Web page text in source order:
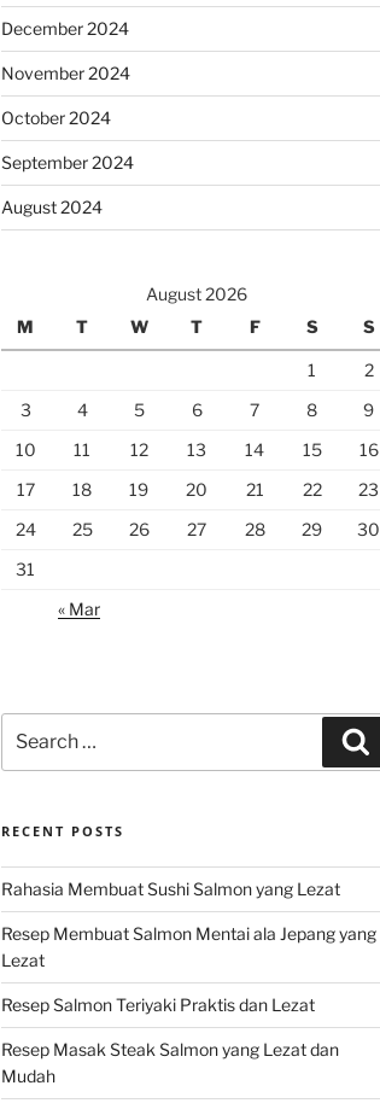
December 2024
November 2024
October 2024
September 2024
August 2024
August 2026
M
T W T F S S
1
2
3
4 5 6 7 8
9
10
11 12 13 14 15
16
17
18 19 20 21 22
23
24
25 26 27 28 29
30
31
« Mar
for:
RECENT POSTS
Rahasia Membuat Sushi Salmon yang Lezat
Resep Membuat Salmon Mentai ala Jepang yang
Lezat
Resep Salmon Teriyaki Praktis dan Lezat
Resep Masak Steak Salmon yang Lezat dan
Mudah